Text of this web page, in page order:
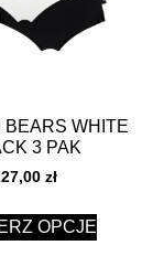
BEARS WHITE
3 PAK
zł
OPCJE